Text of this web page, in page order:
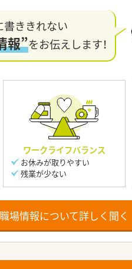
書ききれない
報”をお伝えします！
ワークライフバランス
お休みが取りやすい
残業が少ない
職場情報について詳しく聞く